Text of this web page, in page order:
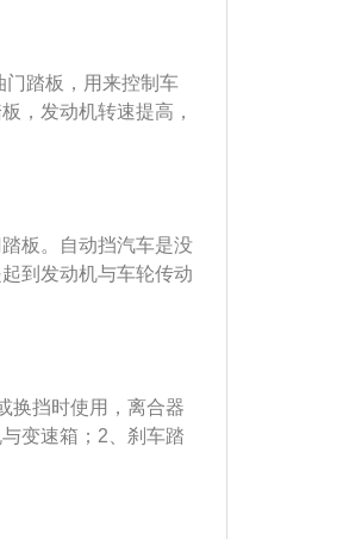
上人员申领，必须通
刹车。2、油门：油
，也必须要注意缓踩
踏板，用来控制车
，发动机转速提高，
是制动踏板，也叫刹
的专利，不同车型的
。
板。自动挡汽车是没
到发动机与车轮传动
车辆及其他运输工具
踩下刹车踏板后，刹
障时，将会造成无法
换挡时使用，离合器
变速箱；2、刹车踏
门踏板：是加速时
联动技巧。如果起步